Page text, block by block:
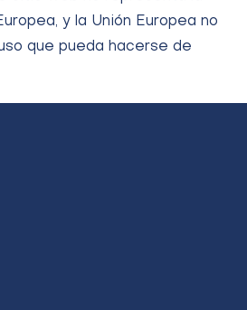
y la Unión Europea no
que pueda hacerse de